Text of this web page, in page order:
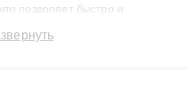
позволяет быстро и
Наши мастера решают